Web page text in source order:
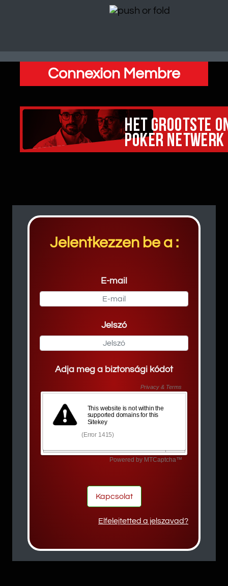
Connexion Membre
Jelentkezzen be a :
E-mail
Jelszó
Adja meg a biztonsági kódot
Kapcsolat
Elfelejtetted a jelszavad?